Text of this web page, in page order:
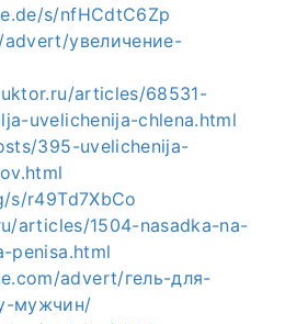
s/nfHCdtC6Zp
увеличение-
articles/68531-
uvelichenija-chlena.html
395-uvelichenija-
r49Td7XbCo
articles/1504-nasadka-na-
penisa.html
advert/гель-для-
мужчин/